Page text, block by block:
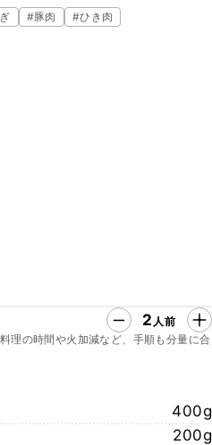
てみてくださいね。
#豚肉 #ひき肉
2 人前
理の時間や火加減など、手順も分量に合
400g
200g